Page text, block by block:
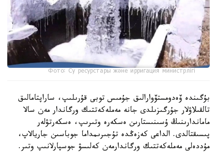
Фото: Су ресурстары және ирригация министрлігі
بۇگىندە ۆەدومستۆوارالىق جۇمىس توبى قۇرىلىپ، ساراپتامالىق
تالقىلاۋلار جۇرگىزىلدى جانە مەملەكەتتىك ورگاندار مەن سالا
ماماندارىنىڭ ۇسىنىستارىن ەسكەرە وتىرىپ، ەسكەرتۋلەر
پىسىقتالدى. الداعى كەزەڭدە تۇجىرىمداما جوباسىن جاريالاپ،
مۇددەلى مەملەكەتتىك ورگاندارمەن كەلىسۋ جوسپارلانىپ وتىر.